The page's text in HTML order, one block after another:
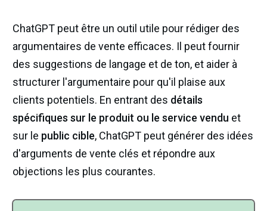
ChatGPT peut être un outil utile pour rédiger des
argumentaires de vente efficaces. Il peut fournir
des suggestions de langage et de ton, et aider à
structurer l'argumentaire pour qu'il plaise aux
clients potentiels. En entrant des détails
spécifiques sur le produit ou le service vendu et
sur le public cible, ChatGPT peut générer des idées
d'arguments de vente clés et répondre aux
objections les plus courantes.